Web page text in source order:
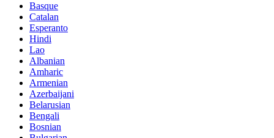
Basque
Catalan
Esperanto
Hindi
Lao
Albanian
Amharic
Armenian
Azerbaijani
Belarusian
Bengali
Bosnian